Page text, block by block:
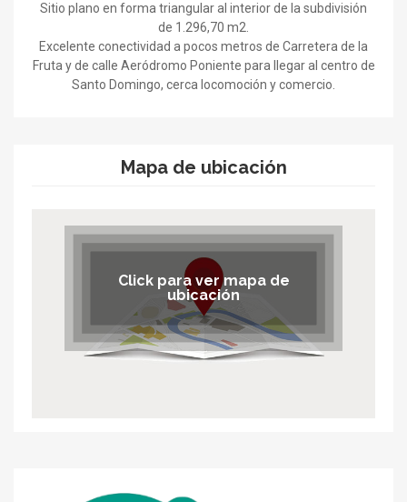
Sitio plano en forma triangular al interior de la subdivisión
de 1.296,70 m2.
Excelente conectividad a pocos metros de Carretera de la
Fruta y de calle Aeródromo Poniente para llegar al centro de
Santo Domingo, cerca locomoción y comercio.
Mapa de ubicación
Click para ver mapa de
ubicación